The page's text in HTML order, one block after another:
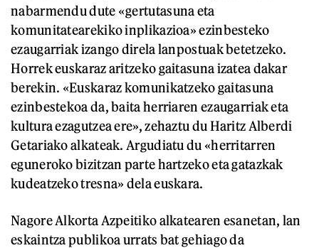
nabarmendu dute «gertutasuna eta
komunitatearekiko inplikazioa» ezinbesteko
ezaugarriak izango direla lanpostuak betetzeko.
Horrek euskaraz aritzeko gaitasuna izatea dakar
berekin. «Euskaraz komunikatzeko gaitasuna
ezinbestekoa da, baita herriaren ezaugarriak eta
kultura ezagutzea ere», zehaztu du Haritz Alberdi
Getariako alkateak. Argudiatu du «herritarren
eguneroko bizitzan parte hartzeko eta gatazkak
kudeatzeko tresna» dela euskara.
Nagore Alkorta Azpeitiko alkatearen esanetan, lan
eskaintza publikoa urrats bat gehiago da